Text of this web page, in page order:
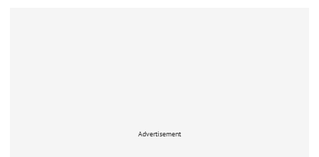
Advertisement